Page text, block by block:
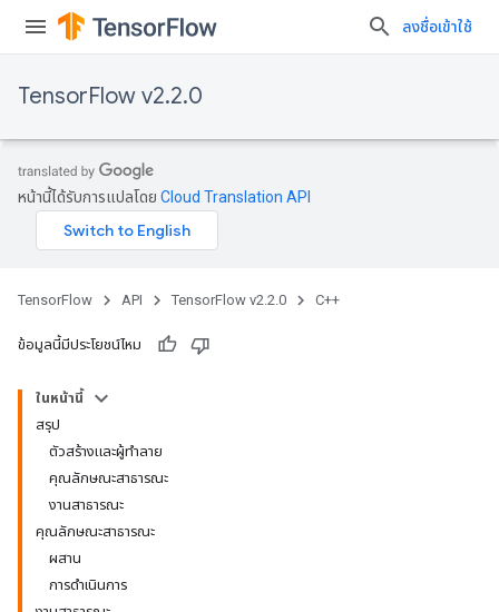
ลงชื่อเข้าใช้
TensorFlow v2.2.0
หน้านี้ได้รับการแปลโดย Cloud Translation API
TensorFlow API TensorFlow v2.2.0 C++
ข้อมูลนี้มีประโยชน์ไหม
ในหน้านี้
สรุป
ตัวสร้างและผู้ทำลาย
คุณลักษณะสาธารณะ
งานสาธารณะ
คุณลักษณะสาธารณะ
ผสาน
การดำเนินการ